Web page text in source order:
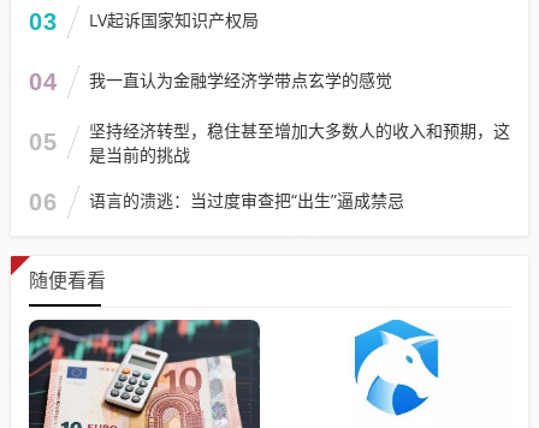
03 LV起诉国家知识产权局
04 我一直认为金融学经济学带点玄学的感觉
05
坚持经济转型，稳住甚至增加大多数人的收入和预期，这
是当前的挑战
06 语言的溃逃：当过度审查把“出生”逼成禁忌
随便看看